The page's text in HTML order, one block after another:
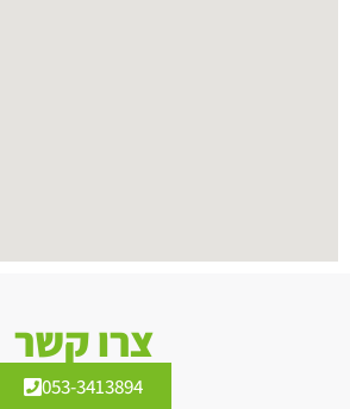
צרו קשר
053-3413894